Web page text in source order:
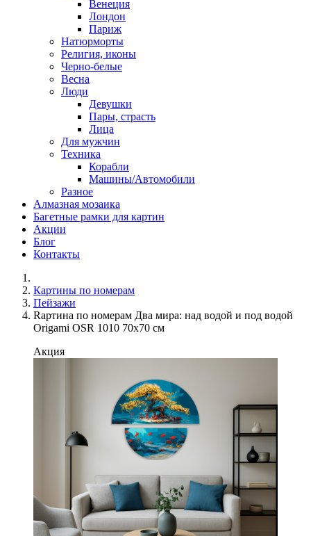
Венеция
Лондон
Париж
Натюрморты
Религия, иконы
Черно-белые
Весна
Люди
Девушки
Пары, страсть
Лица
Для мужчин
Техника
Корабли
Машины/Автомобили
Разное
Алмазная мозаика
Багетные рамки для картин
Акции
Блог
Контакты
Картины по номерам
Пейзажи
Rартина по номерам Два мира: над водой и под водой
Origami OSR 1010 70x70 см
Акция